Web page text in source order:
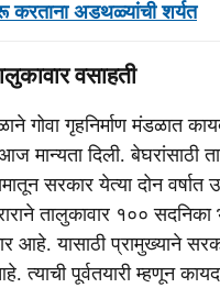
अडथळ्यांची शर्यत
वसाहती
गोवा गृहनिर्माण मंडळात
मान्यता दिली. बेघरांसाठी
सरकार येत्या दोन
तालुकावार १०० सदनिका
आहे. यासाठी प्रामुख्याने
त्याची पूर्वतयारी म्हणून